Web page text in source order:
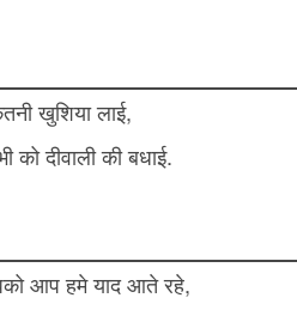
खुशिया लाई,
दीवाली की बधाई.
आप हमे याद आते रहे,